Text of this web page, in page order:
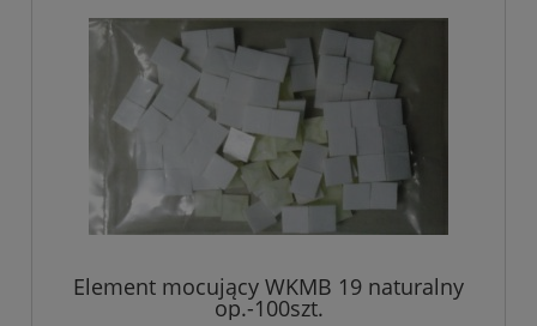
Element mocujący WKMB 19 naturalny
op.-100szt.